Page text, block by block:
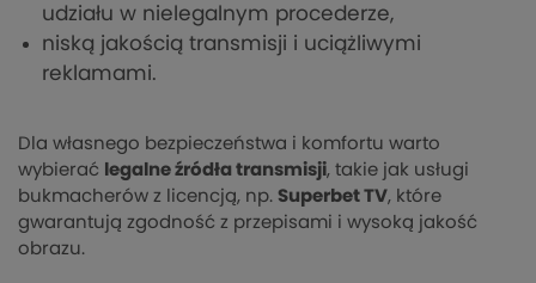
udziału w nielegalnym procederze,
niską jakością transmisji i uciążliwymi
reklamami.
Dla własnego bezpieczeństwa i komfortu warto
wybierać legalne źródła transmisji, takie jak usługi
bukmacherów z licencją, np. Superbet TV, które
gwarantują zgodność z przepisami i wysoką jakość
obrazu.